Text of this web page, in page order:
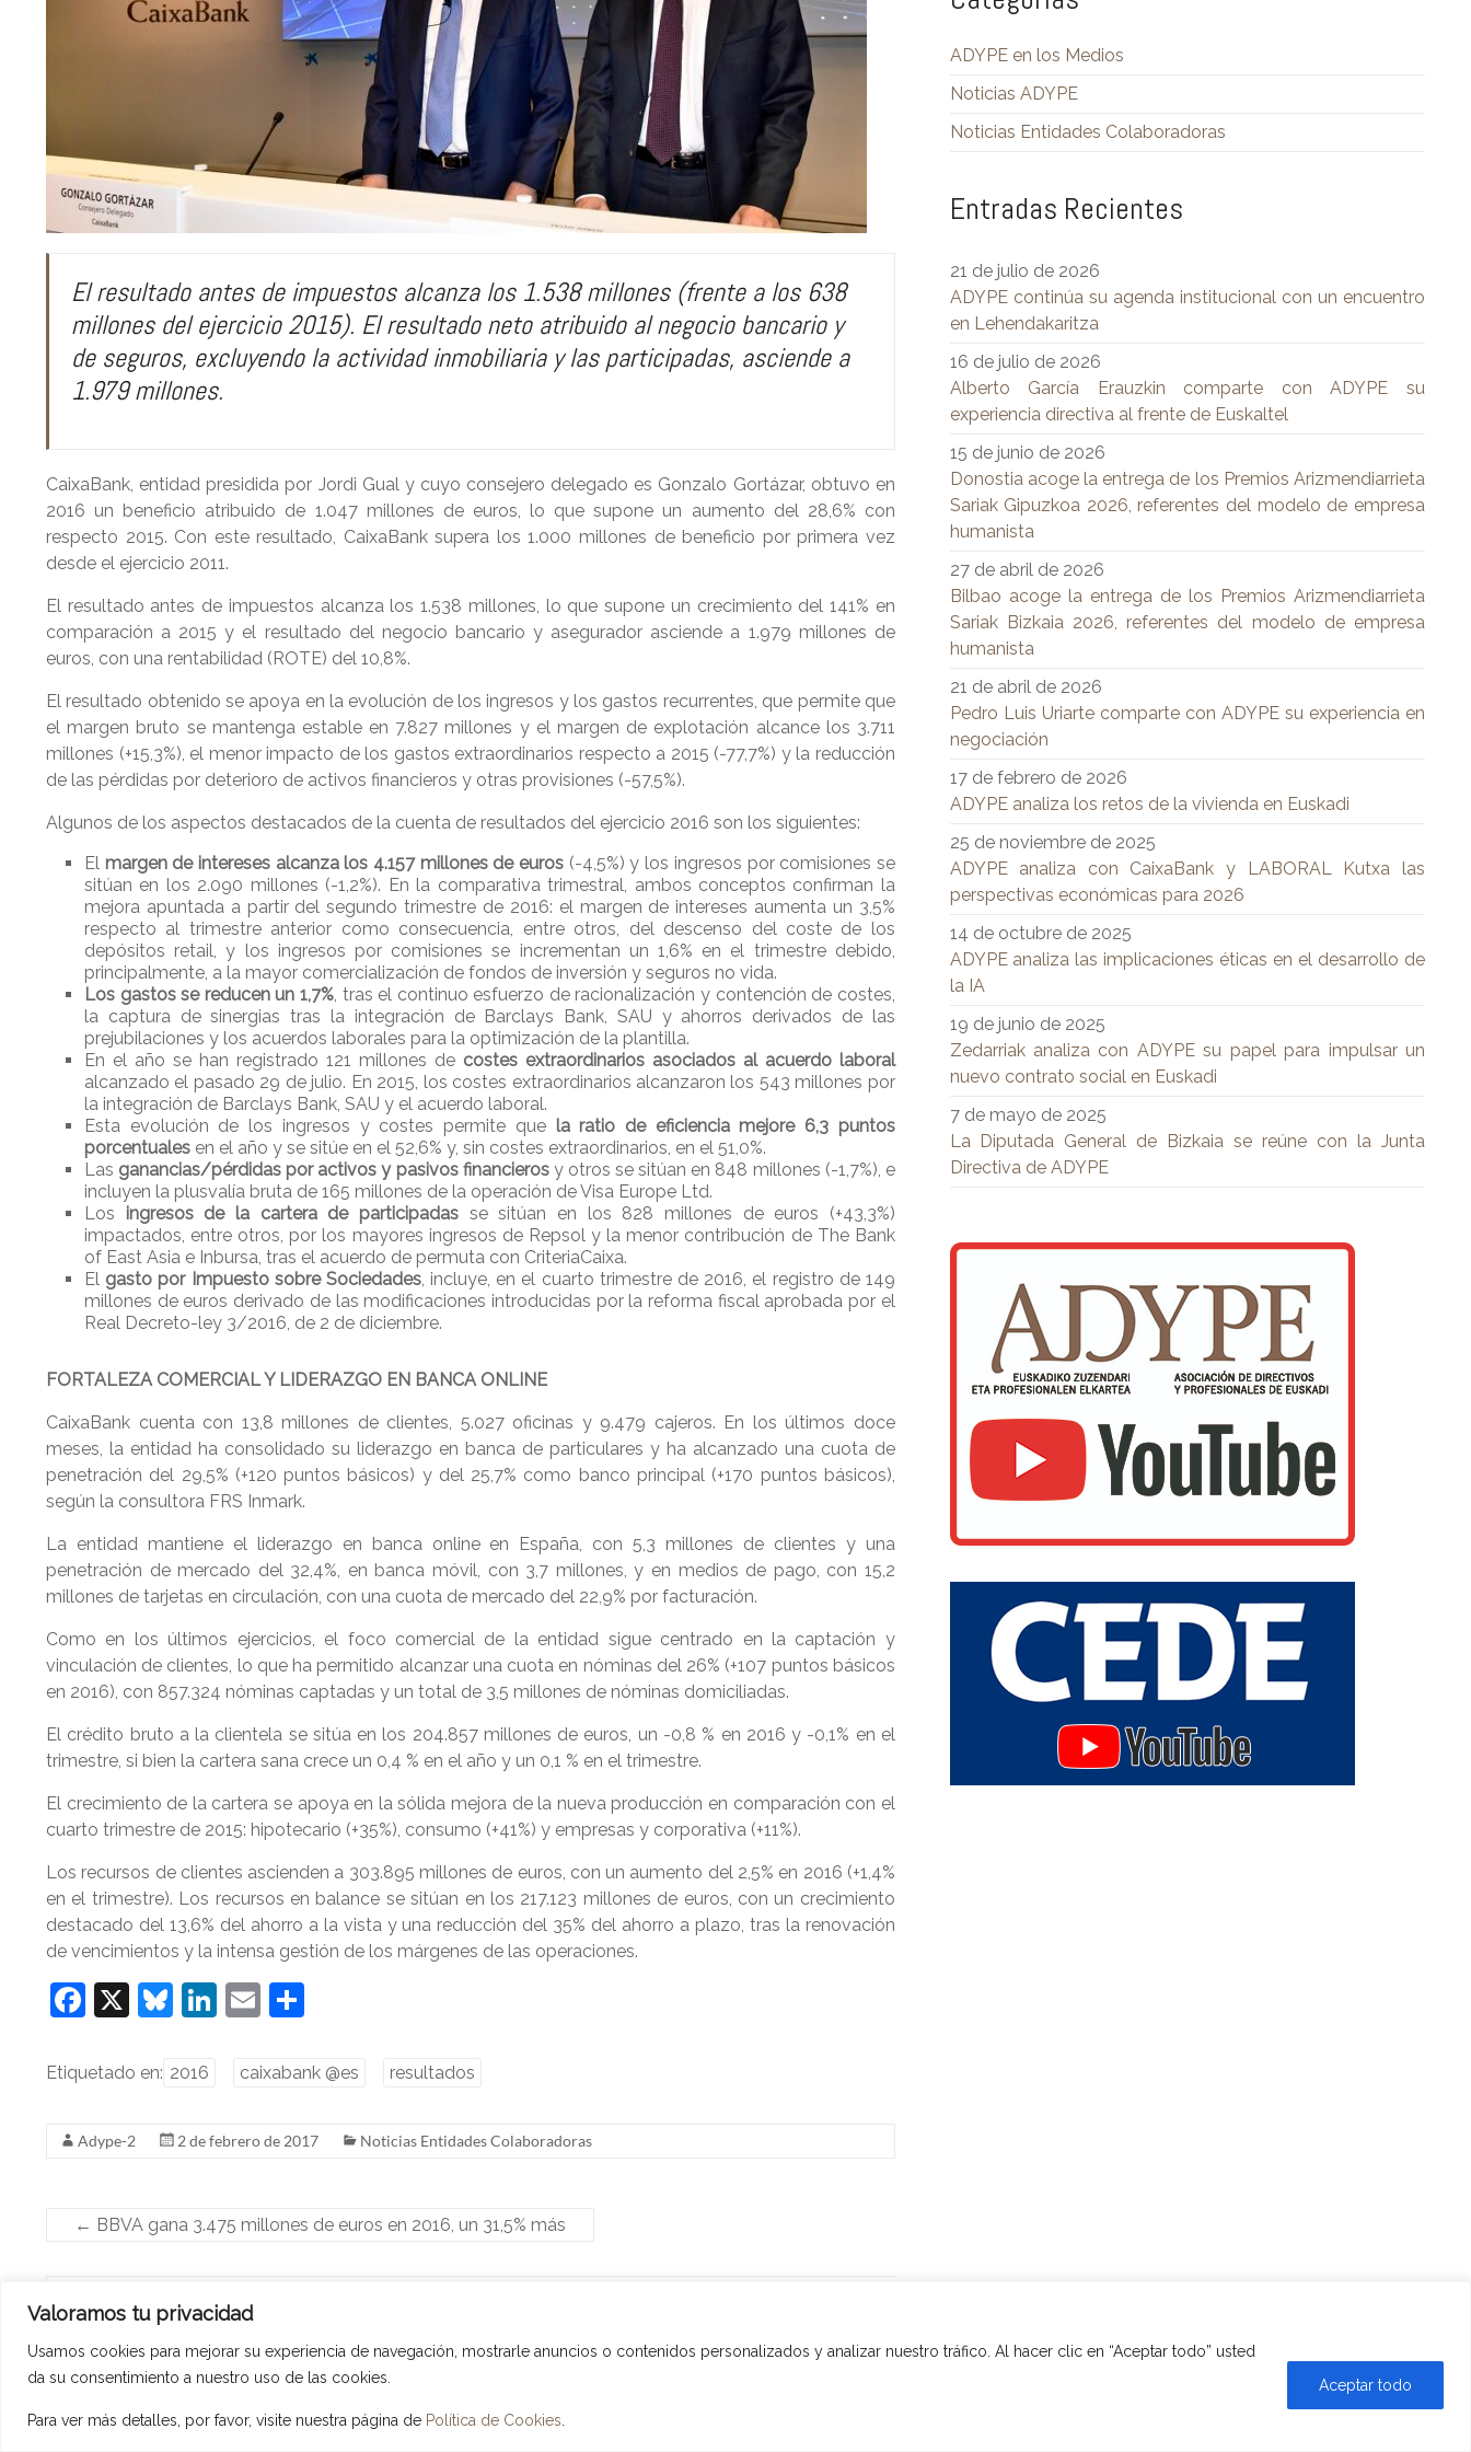
Valoramos tu privacidad
Usamos cookies para mejorar su experiencia de navegación, mostrarle anuncios o contenidos personalizados y analizar nuestro tráfico. Al hacer clic en “Aceptar todo” usted
da su consentimiento a nuestro uso de las cookies.
Para ver más detalles, por favor, visite nuestra página de Política de Cookies
Aceptar todo
El resultado antes de impuestos alcanza los 1.538 millones (frente a los 638
millones del ejercicio 2015). El resultado neto atribuido al negocio bancario y
de seguros, excluyendo la actividad inmobiliaria y las participadas, asciende a
1.979 millones.
CaixaBank, entidad presidida por Jordi Gual y cuyo consejero delegado es Gonzalo Gortázar, obtuvo en
2016 un beneficio atribuido de 1.047 millones de euros, lo que supone un aumento del 28,6% con
respecto 2015. Con este resultado, CaixaBank supera los 1.000 millones de beneficio por primera vez
desde el ejercicio 2011.
El resultado antes de impuestos alcanza los 1.538 millones, lo que supone un crecimiento del 141% en
comparación a 2015 y el resultado del negocio bancario y asegurador asciende a 1.979 millones de
euros, con una rentabilidad (ROTE) del 10,8%.
El resultado obtenido se apoya en la evolución de los ingresos y los gastos recurrentes, que permite que
el margen bruto se mantenga estable en 7.827 millones y el margen de explotación alcance los 3.711
millones (+15,3%), el menor impacto de los gastos extraordinarios respecto a 2015 (-77,7%) y la reducción
de las pérdidas por deterioro de activos financieros y otras provisiones (-57,5%).
Algunos de los aspectos destacados de la cuenta de resultados del ejercicio 2016 son los siguientes:
El margen de intereses alcanza los 4.157 millones de euros (-4,5%) y los ingresos por comisiones se
sitúan en los 2.090 millones (-1,2%). En la comparativa trimestral, ambos conceptos confirman la
mejora apuntada a partir del segundo trimestre de 2016: el margen de intereses aumenta un 3,5%
respecto al trimestre anterior como consecuencia, entre otros, del descenso del coste de los
depósitos retail, y los ingresos por comisiones se incrementan un 1,6% en el trimestre debido,
principalmente, a la mayor comercialización de fondos de inversión y seguros no vida.
Los gastos se reducen un 1,7%, tras el continuo esfuerzo de racionalización y contención de costes,
la captura de sinergias tras la integración de Barclays Bank, SAU y ahorros derivados de las
prejubilaciones y los acuerdos laborales para la optimización de la plantilla.
En el año se han registrado 121 millones de costes extraordinarios asociados al acuerdo laboral
alcanzado el pasado 29 de julio. En 2015, los costes extraordinarios alcanzaron los 543 millones por
la integración de Barclays Bank, SAU y el acuerdo laboral.
Esta evolución de los ingresos y costes permite que la ratio de eficiencia mejore 6,3 puntos
porcentuales en el año y se sitúe en el 52,6% y, sin costes extraordinarios, en el 51,0%.
Las ganancias/pérdidas por activos y pasivos financierosy otros se sitúan en 848 millones (-1,7%), e
incluyen la plusvalía bruta de 165 millones de la operación de Visa Europe Ltd.
Los ingresos de la cartera de participadasse sitúan en los 828 millones de euros (+43,3%)
impactados, entre otros, por los mayores ingresos de Repsol y la menor contribución de The Bank
of East Asia e Inbursa, tras el acuerdo de permuta con CriteriaCaixa.
El gasto por Impuesto sobre Sociedades, incluye, en el cuarto trimestre de 2016, el registro de 149
millones de euros derivado de las modificaciones introducidas por la reforma fiscal aprobada por el
Real Decreto-ley 3/2016, de 2 de diciembre.
FORTALEZA COMERCIAL Y LIDERAZGO EN BANCA ONLINE
CaixaBank cuenta con 13,8 millones de clientes, 5.027 oficinas y 9.479 cajeros. En los últimos doce
meses, la entidad ha consolidado su liderazgo en banca de particulares y ha alcanzado una cuota de
penetración del 29,5% (+120 puntos básicos) y del 25,7% como banco principal (+170 puntos básicos),
según la consultora FRS Inmark.
La entidad mantiene el liderazgo en banca online en España, con 5,3 millones de clientes y una
penetración de mercado del 32,4%, en banca móvil, con 3,7 millones, y en medios de pago, con 15,2
millones de tarjetas en circulación, con una cuota de mercado del 22,9% por facturación.
Como en los últimos ejercicios, el foco comercial de la entidad sigue centrado en la captación y
vinculación de clientes, lo que ha permitido alcanzar una cuota en nóminas del 26% (+107 puntos básicos
en 2016), con 857.324 nóminas captadas y un total de 3,5 millones de nóminas domiciliadas.
El crédito bruto a la clientela se sitúa en los 204.857 millones de euros, un -0,8 % en 2016 y -0,1% en el
trimestre, si bien la cartera sana crece un 0,4 % en el año y un 0,1 % en el trimestre.
El crecimiento de la cartera se apoya en la sólida mejora de la nueva producción en comparación con el
cuarto trimestre de 2015: hipotecario (+35%), consumo (+41%) y empresas y corporativa (+11%).
Los recursos de clientes ascienden a 303.895 millones de euros, con un aumento del 2,5% en 2016 (+1,4%
en el trimestre). Los recursos en balance se sitúan en los 217.123 millones de euros, con un crecimiento
destacado del 13,6% del ahorro a la vista y una reducción del 35% del ahorro a plazo, tras la renovación
de vencimientos y la intensa gestión de los márgenes de las operaciones.
F
c
b
o
k
X
Bl
e
y
Li
dI
E
ai m
ar
Etiquetado en: 2016 caixabank @es resultados
Adype-2 2 de febrero de 2017 Noticias Entidades Colaboradoras
← BBVA gana 3.475 millones de euros en 2016, un 31,5% más
incremento del 1,1%→
ADYPE en los Medios
Noticias ADYPE
Noticias Entidades Colaboradoras
Entradas Recientes
21 de julio de 2026
ADYPE continúa su agenda institucional con un encuentro
en Lehendakaritza
16 de julio de 2026
Alberto García Erauzkin comparte con ADYPE su
experiencia directiva al frente de Euskaltel
15 de junio de 2026
Donostia acoge la entrega de los Premios Arizmendiarrieta
Sariak Gipuzkoa 2026, referentes del modelo de empresa
humanista
27 de abril de 2026
Bilbao acoge la entrega de los Premios Arizmendiarrieta
Sariak Bizkaia 2026, referentes del modelo de empresa
humanista
21 de abril de 2026
Pedro Luis Uriarte comparte con ADYPE su experiencia en
negociación
17 de febrero de 2026
ADYPE analiza los retos de la vivienda en Euskadi
25 de noviembre de 2025
ADYPE analiza con CaixaBank y LABORAL Kutxa las
perspectivas económicas para 2026
14 de octubre de 2025
ADYPE analiza las implicaciones éticas en el desarrollo de
la IA
19 de junio de 2025
Zedarriak analiza con ADYPE su papel para impulsar un
nuevo contrato social en Euskadi
7 de mayo de 2025
La Diputada General de Bizkaia se reúne con la Junta
Directiva de ADYPE
Copyright © 2026 ADYPE - Asociación de Directivos y Profesionales De Euskadi. Todos los derechos reservados.
de ThemeGrill. Instalado y Configurado por
Política de privacidad